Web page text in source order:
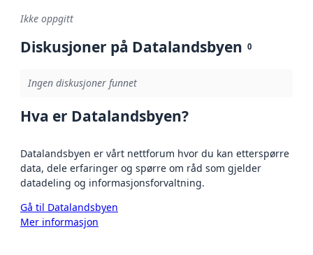
Ikke oppgitt
Diskusjoner på Datalandsbyen 0
Ingen diskusjoner funnet
Hva er Datalandsbyen?
Datalandsbyen er vårt nettforum hvor du kan etterspørre
data, dele erfaringer og spørre om råd som gjelder
datadeling og informasjonsforvaltning.
Gå til Datalandsbyen
Mer informasjon